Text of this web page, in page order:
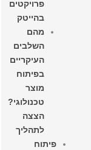
פרויקטים
בהייטק
מהם
השלבים
העיקריים
בפיתוח
מוצר
טכנולוגי?
הצצה
לתהליך
פיתוח